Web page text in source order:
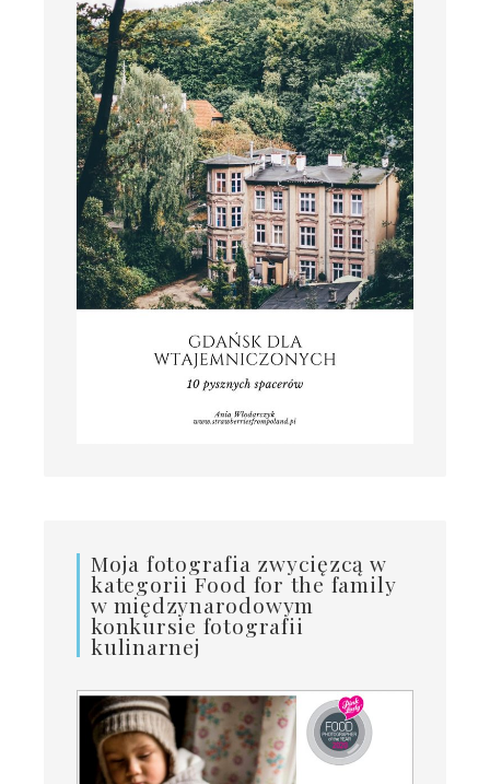
Moja fotografia zwycięzcą w
kategorii Food for the family
w międzynarodowym
konkursie fotografii
kulinarnej